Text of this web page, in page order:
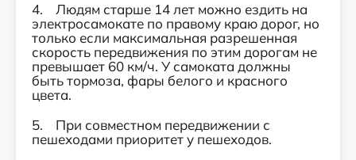
4. Людям старше 14 лет можно ездить на
электросамокате по правому краю дорог, но
только если максимальная разрешенная
скорость передвижения по этим дорогам не
превышает 60 км/ч. У самоката должны
быть тормоза, фары белого и красного
цвета.
5. При совместном передвижении с
пешеходами приоритет у пешеходов.